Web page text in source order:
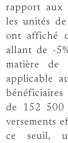
rapport aux
les unités
ont affiché
allant de -
matière de
applicable
bénéficiaires
de 152 500
versements
ce seuil,